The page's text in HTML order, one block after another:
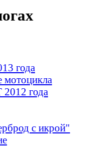
года
мотоцикла
года
с икрой"